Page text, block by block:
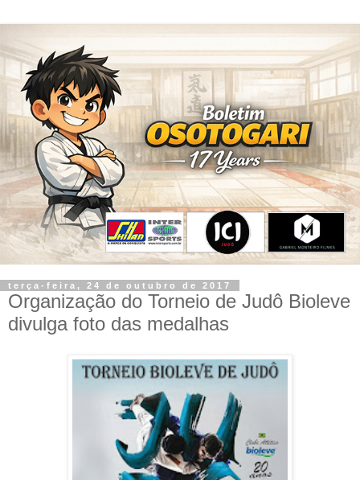
terça-feira, 24 de outubro de 2017
Organização do Torneio de Judô Bioleve
divulga foto das medalhas